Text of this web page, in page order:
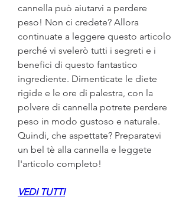
cannella può aiutarvi a perdere
peso! Non ci credete? Allora
continuate a leggere questo articolo
perché vi svelerò tutti i segreti e i
benefici di questo fantastico
ingrediente. Dimenticate le diete
rigide e le ore di palestra, con la
polvere di cannella potrete perdere
peso in modo gustoso e naturale.
Quindi, che aspettate? Preparatevi
un bel tè alla cannella e leggete
l'articolo completo!
VEDI TUTTI